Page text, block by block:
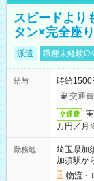
スピードより
タン×完全座り
派遣 職種未経験
給与
時給1500
交通
交通費
万円／月
勤務地
埼玉県加
加須駅か
物流・